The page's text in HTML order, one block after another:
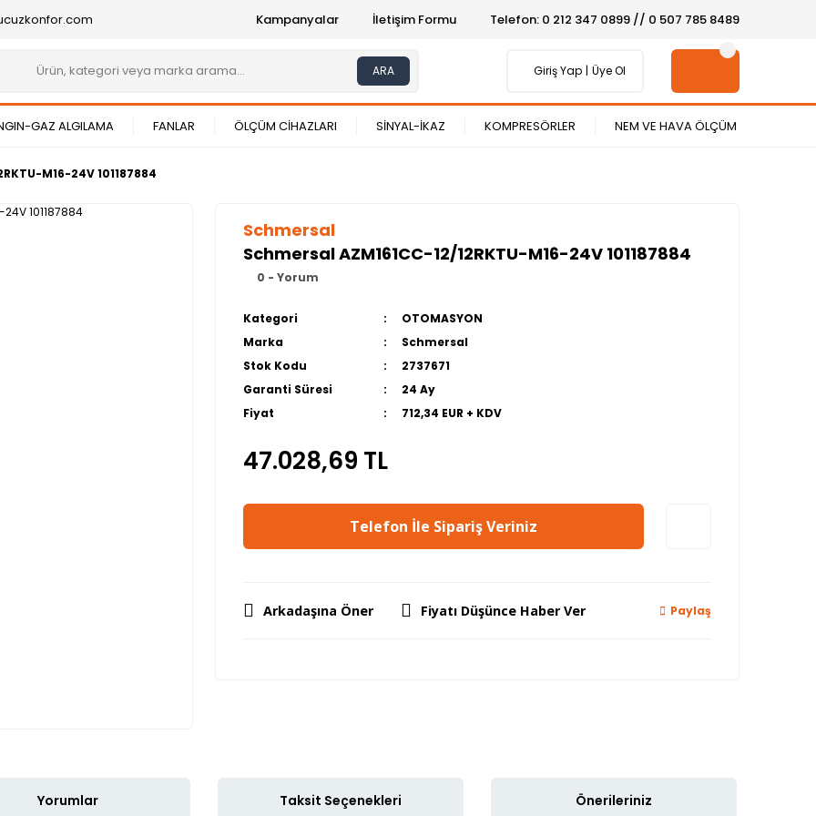
Kampanyalar İletişim Formu Telefon: 0 212 347 0899 // 0 507 785 8489
ARA Giriş Yap Üye Ol
GAZ ALGILAMA FANLAR ÖLÇÜM CİHAZLARI SİNYAL-İKAZ KOMPRESÖRLER NEM VE HAVA ÖLÇÜM
M16-24V 101187884
Schmersal
Schmersal AZM161CC-12/12RKTU-M16-24V 101187884
0 - Yorum
Kategori
OTOMASYON
Marka
Schmersal
Stok Kodu
2737671
Garanti Süresi
24 Ay
Fiyat
712,34 EUR + KDV
47.028,69 TL
Telefon İle Sipariş Veriniz
Arkadaşına Öner Fiyatı Düşünce Haber Ver Paylaş
Yorumlar Taksit Seçenekleri Önerileriniz